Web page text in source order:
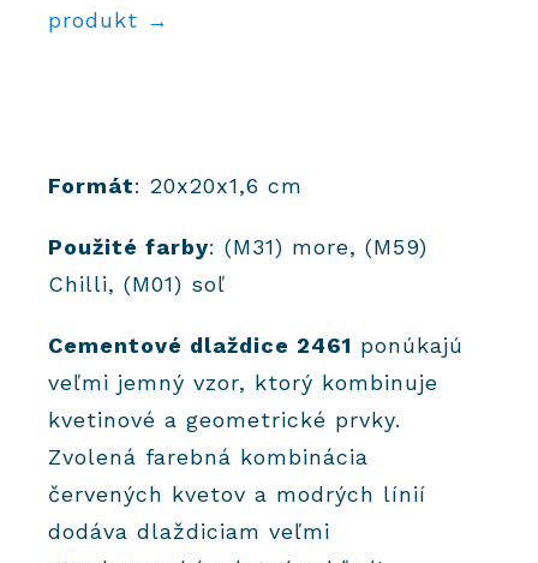
produkt →
Formát: 20x20x1,6 cm
Použité farby: (M31) more, (M59)
Chilli, (M01) soľ
Cementové dlaždice 2461 ponúkajú
veľmi jemný vzor, ktorý kombinuje
kvetinové a geometrické prvky.
Zvolená farebná kombinácia
červených kvetov a modrých línií
dodáva dlaždiciam veľmi